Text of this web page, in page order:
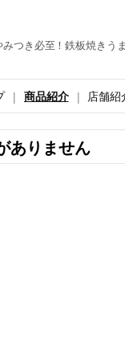
つき必至！鉄板焼き
商品紹介 店舗紹
ありません